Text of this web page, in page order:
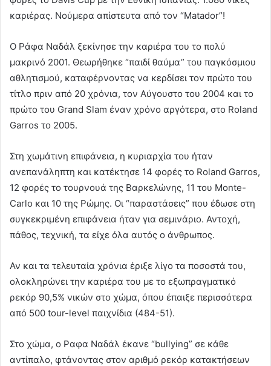
καριέρας. Νούμερα απίστευτα από τον “Matador”!
Ο Ράφα Ναδάλ ξεκίνησε την καριέρα του το πολύ
μακρινό 2001. Θεωρήθηκε “παιδί θαύμα” του παγκόσμιου
αθλητισμού, καταφέρνοντας να κερδίσει τον πρώτο του
τίτλο πριν από 20 χρόνια, τον Αύγουστο του 2004 και το
πρώτο του Grand Slam έναν χρόνο αργότερα, στο Roland
Garros το 2005.
Στη χωμάτινη επιφάνεια, η κυριαρχία του ήταν
ανεπανάληπτη και κατέκτησε 14 φορές το Roland Garros,
12 φορές το τουρνουά της Βαρκελώνης, 11 του Monte-
Carlo και 10 της Ρώμης. Οι “παραστάσεις” που έδωσε στη
συγκεκριμένη επιφάνεια ήταν για σεμινάριο. Αντοχή,
πάθος, τεχνική, τα είχε όλα αυτός ο άνθρωπος.
Αν και τα τελευταία χρόνια έριξε λίγο τα ποσοστά του,
ολοκληρώνει την καριέρα του με το εξωπραγματικό
ρεκόρ 90,5% νικών στο χώμα, όπου έπαιξε περισσότερα
από 500 tour-level παιχνίδια (484-51).
Στο χώμα, ο Ραφα Ναδάλ έκανε “bullying” σε κάθε
αντίπαλο, φτάνοντας στον αριθμό ρεκόρ κατακτήσεων